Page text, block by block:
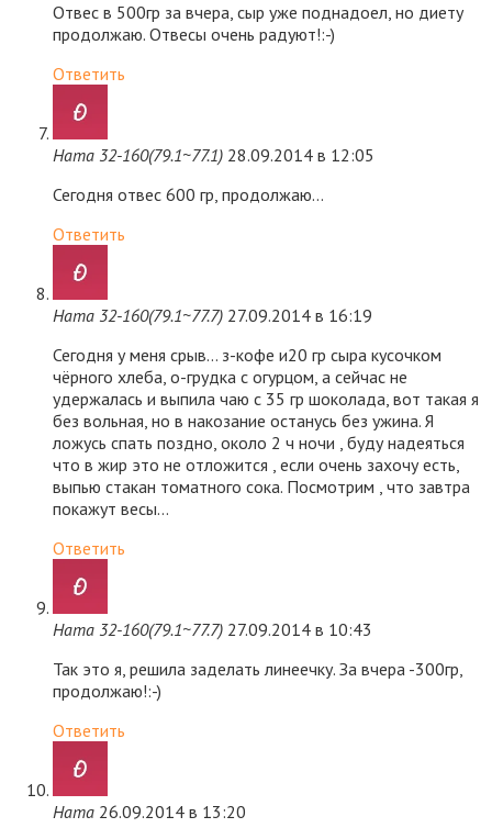
Отвес в 500гр за вчера, сыр уже поднадоел, но диету
продолжаю. Отвесы очень радуют!:-)
Ответить
Ната 32-160(79.1~77.1) 28.09.2014 в 12:05
Сегодня отвес 600 гр, продолжаю…
Ответить
Ната 32-160(79.1~77.7) 27.09.2014 в 16:19
Сегодня у меня срыв… з-кофе и20 гр сыра кусочком
чёрного хлеба, о-грудка с огурцом, а сейчас не
удержалась и выпила чаю с 35 гр шоколада, вот такая я
без вольная, но в накозание останусь без ужина. Я
ложусь спать поздно, около 2 ч ночи , буду надеяться
что в жир это не отложится , если очень захочу есть,
выпью стакан томатного сока. Посмотрим , что завтра
покажут весы…
Ответить
Ната 32-160(79.1~77.7) 27.09.2014 в 10:43
Так это я, решила заделать линеечку. За вчера -300гр,
продолжаю!:-)
Ответить
Ната 26.09.2014 в 13:20